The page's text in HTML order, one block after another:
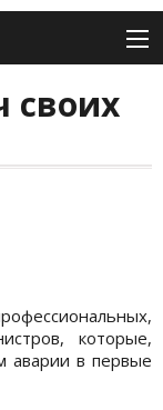
своих
которые,
аварии в первые